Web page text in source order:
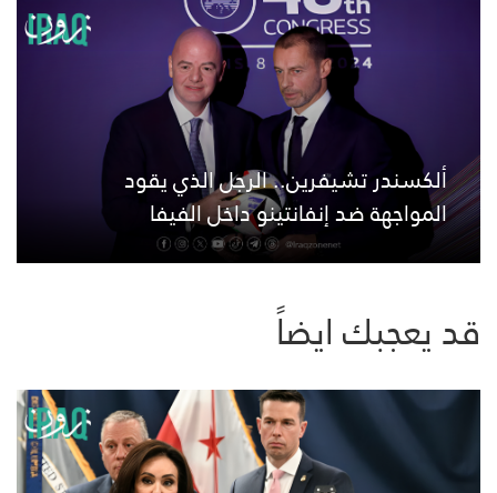
ألكسندر تشيفرين.. الرجل الذي يقود
المواجهة ضد إنفانتينو داخل الفيفا
قد يعجبك ايضاً